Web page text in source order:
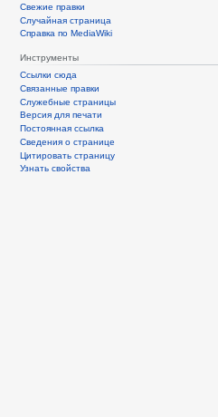
Свежие правки
Случайная страница
Справка по MediaWiki
Инструменты
Ссылки сюда
Связанные правки
Служебные страницы
Версия для печати
Постоянная ссылка
Сведения о странице
Цитировать страницу
Узнать свойства